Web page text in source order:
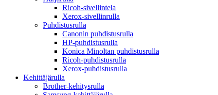
Ricoh-sivellintela
Xerox-sivellinrulla
Puhdistusrulla
Canonin puhdistusrulla
HP-puhdistusrulla
Konica Minoltan puhdistusrulla
Ricoh-puhdistusrulla
Xerox-puhdistusrulla
Kehittäjärulla
Brother-kehitysrulla